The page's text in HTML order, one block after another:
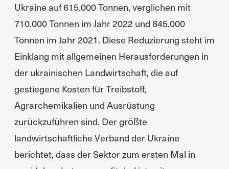
Ukraine auf 615.000 Tonnen, verglichen mit
710.000 Tonnen im Jahr 2022 und 845.000
Tonnen im Jahr 2021. Diese Reduzierung steht im
Einklang mit allgemeinen Herausforderungen in
der ukrainischen Landwirtschaft, die auf
gestiegene Kosten für Treibstoff,
Agrarchemikalien und Ausrüstung
zurückzuführen sind. Der größte
landwirtschaftliche Verband der Ukraine
berichtet, dass der Sektor zum ersten Mal in